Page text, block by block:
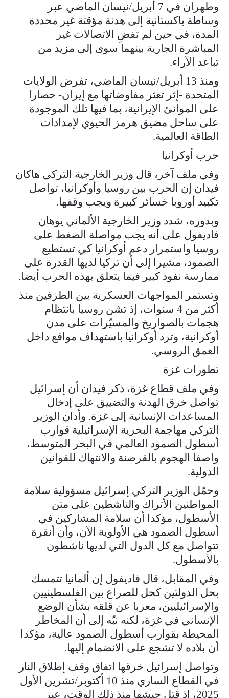
وطهران في 7 أبريل/نيسان الماضي عبر
وساطة باكستانية إلى هدنة مؤقتة غير محددة
المدة، في حين لم تفضِ الاتصالات غير
المباشرة الجارية بينهما سوى إلى مزيد من
تباعد الآراء.
ومنذ 13 أبريل/نيسان الماضي، تفرض الولايات
المتحدة -إثر تعثر مفاوضاتها مع إيران- حصارا
على الموانئ الإيرانية، بما فيها تلك الموجودة
على ساحل مضيق هرمز الحيوي لإمدادات
الطاقة العالمية.
حرب أوكرانيا
وفي ملف آخر، قال وزير الخارجية التركي هاكان
فيدان إن الحرب بين روسيا وأوكرانيا، تواصل
تكبيد أوروبا خسائر كبيرة ويجب وقفها.
وبدوره، شدد وزير الخارجية الألماني يوهان
فاديفول على أنه يجب مواصلة الضغط على
روسيا واستمرار دعم أوكرانيا كي تستطيع
الصمود، مشيرا إلى أن تركيا لديها القدرة على
ممارسة نفوذ كبير فيما يتعلق بهذه الحرب أيضا.
وتستمر المواجهات العسكرية بين الطرفين منذ
أكثر من 4 سنوات، إذ تشن روسيا بانتظام
هجمات بالصواريخ والمسيّرات على مدن
أوكرانية، وترد أوكرانيا باستهداف مواقع داخل
العمق الروسي.
تطورات غزة
وفي ملف قطاع غزة، ذكر فيدان أن إسرائيل
تواصل خرق الهدنة والتضييق على إدخال
المساعدات الإنسانية إلى غزة. وأدان الوزير
التركي مهاجمة البحرية الإسرائيلية قوارب
أسطول الصمود العالمي في البحر المتوسط،
واصفا الهجوم بالقرصنة والانتهاك للقوانين
الدولية.
وحمّل الوزير التركي إسرائيل مسؤولية سلامة
المواطنين الأتراك والناشطين على متن
الأسطول، مؤكدا أن سلامة المشاركين في
أسطول الصمود هي الأولوية الآن، وأن أنقرة
تتواصل مع كل الدول التي لديها ناشطون
بالأسطول.
وفي المقابل، قال فاديفول إن ألمانيا تتمسك
بحل الدولتين كحل للصراع بين الفلسطينيين
والإسرائيليين، معربا عن قلقه بشأن الوضع
الإنساني في غزة، لكنه نبّه إلى أن المخاطر
المحيطة بقوارب أسطول الصمود عالية، مؤكدا
أن بلاده لا تشجع على الانضمام إليها.
وتواصل إسرائيل خرقها اتفاق وقف إطلاق النار
في القطاع الساري منذ 10 أكتوبر/تشرين الأول
2025، إذ قتل جيشها منذ ذلك الوقت، عبر